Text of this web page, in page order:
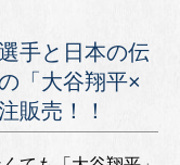
手と日本の伝
「大谷翔平×
販売！！